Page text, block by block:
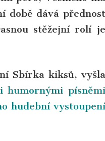
době dává přednost
stěžejní rolí je
Sbírka kiksů, vyšla
humornými písněmi
hudební vystoupení